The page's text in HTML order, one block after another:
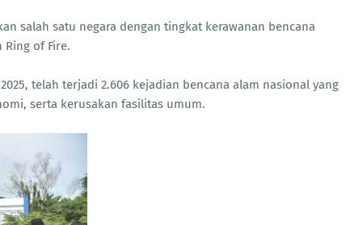
salah satu negara dengan tingkat kerawanan bencana
of Fire.
telah terjadi 2.606 kejadian bencana alam nasional yang
serta kerusakan fasilitas umum.